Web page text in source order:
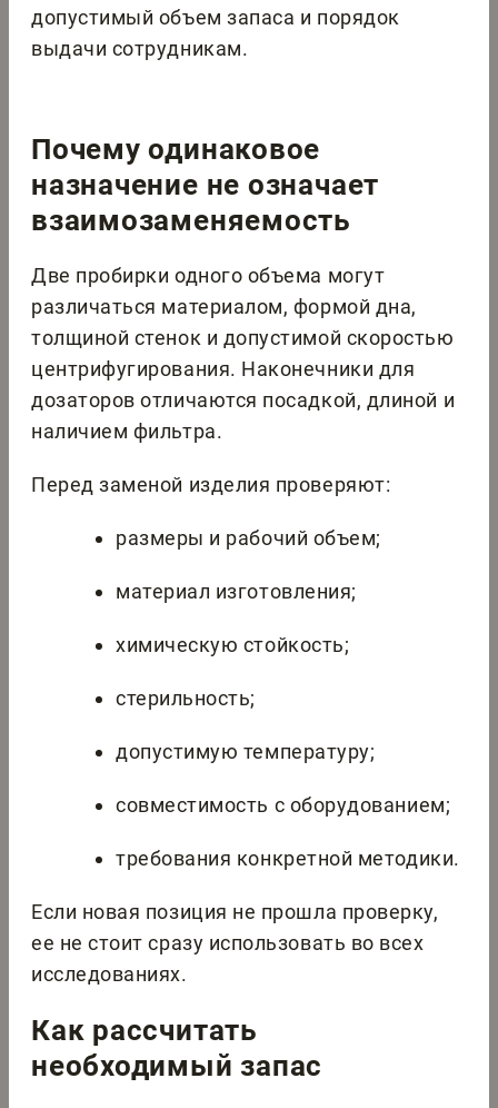
допустимый объем запаса и порядок
выдачи сотрудникам.
Почему одинаковое
назначение не означает
взаимозаменяемость
Две пробирки одного объема могут
различаться материалом, формой дна,
толщиной стенок и допустимой скоростью
центрифугирования. Наконечники для
дозаторов отличаются посадкой, длиной и
наличием фильтра.
Перед заменой изделия проверяют:
размеры и рабочий объем;
материал изготовления;
химическую стойкость;
стерильность;
допустимую температуру;
совместимость с оборудованием;
требования конкретной методики.
Если новая позиция не прошла проверку,
ее не стоит сразу использовать во всех
исследованиях.
Как рассчитать
необходимый запас